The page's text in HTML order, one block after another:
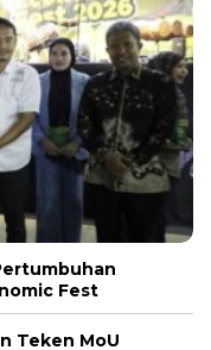
Fest
Teken MoU